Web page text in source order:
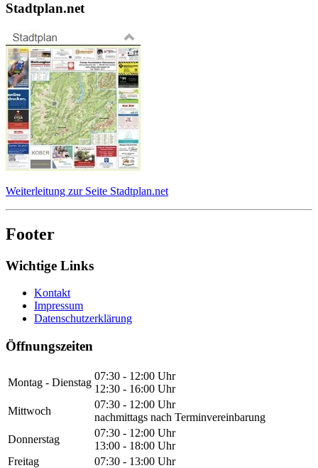
Stadtplan.net
Weiterleitung zur Seite Stadtplan.net
Footer
Wichtige Links
Kontakt
Impressum
Datenschutzerklärung
Öffnungszeiten
Montag - Dienstag
07:30 - 12:00 Uhr
12:30 - 16:00 Uhr
Mittwoch
07:30 - 12:00 Uhr
nachmittags nach Terminvereinbarung
Donnerstag
07:30 - 12:00 Uhr
13:00 - 18:00 Uhr
Freitag
07:30 - 13:00 Uhr